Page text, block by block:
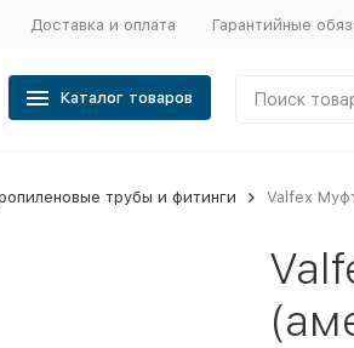
Доставка и оплата Гарантийные
Каталог товаров
трубы и фитинги Valfex